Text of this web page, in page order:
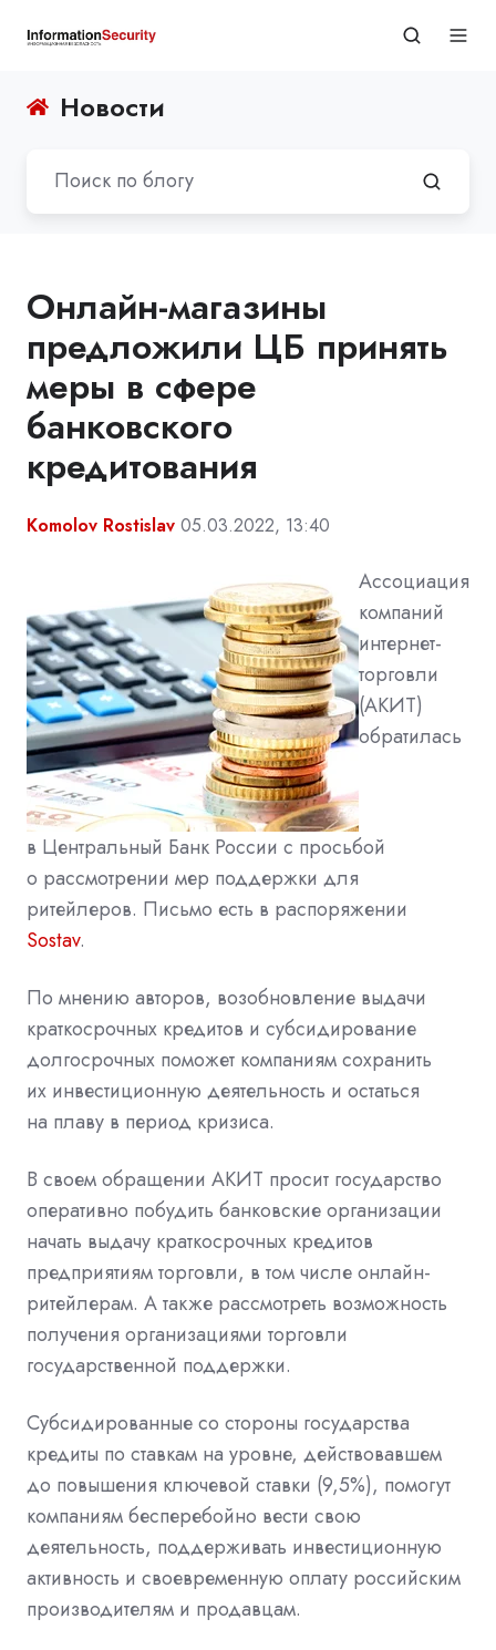
Новости
Онлайн-магазины
предложили ЦБ принять
меры в сфере
банковского
кредитования
Komolov Rostislav 05.03.2022, 13:40
Ассоциация
компаний
интернет-
торговли
(АКИТ)
обратилась
в Центральный Банк России с просьбой
о рассмотрении мер поддержки для
ритейлеров. Письмо есть в распоряжении
Sostav.
По мнению авторов, возобновление выдачи
краткосрочных кредитов и субсидирование
долгосрочных поможет компаниям сохранить
их инвестиционную деятельность и остаться
на плаву в период кризиса.
В своем обращении АКИТ просит государство
оперативно побудить банковские организации
начать выдачу краткосрочных кредитов
предприятиям торговли, в том числе онлайн-
ритейлерам. А также рассмотреть возможность
получения организациями торговли
государственной поддержки.
Субсидированные со стороны государства
кредиты по ставкам на уровне, действовавшем
до повышения ключевой ставки (9,5%), помогут
компаниям бесперебойно вести свою
деятельность, поддерживать инвестиционную
активность и своевременную оплату российским
производителям и продавцам.